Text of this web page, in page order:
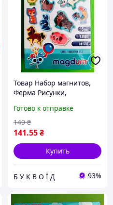
Товар Набор магнитов,
Ферма Рисунки,
БУКВОД
Готово к отправке
141.55₴
149 ₴
Купить
Б У К В О Ї Д 93%